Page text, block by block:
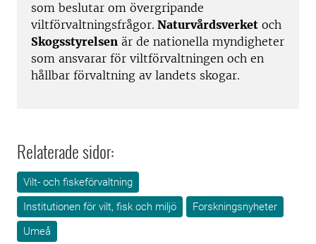
som beslutar om övergripande
viltförvaltningsfrågor. Naturvårdsverket och
Skogsstyrelsen är de nationella myndigheter
som ansvarar för viltförvaltningen och en
hållbar förvaltning av landets skogar.
Relaterade sidor:
Vilt- och fiskeförvaltning
Institutionen för vilt, fisk och miljö
Forskningsnyheter
Umeå